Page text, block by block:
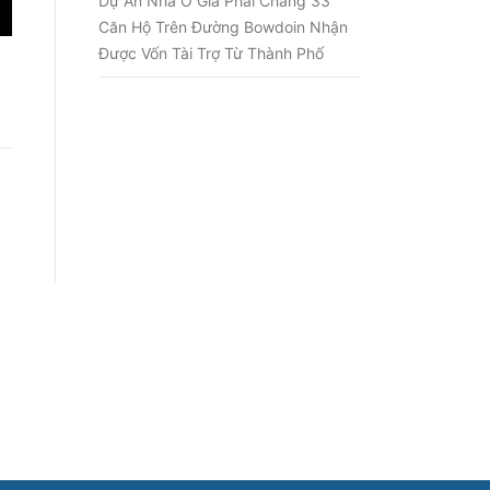
Căn Hộ Trên Đường Bowdoin Nhận
Được Vốn Tài Trợ Từ Thành Phố